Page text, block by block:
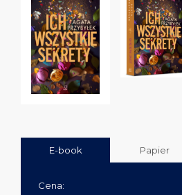
E-book Papier
Cena: